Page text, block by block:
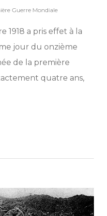
Guerre Mondiale
1918 a pris effet à la
jour du onzième
de la première
quatre ans,